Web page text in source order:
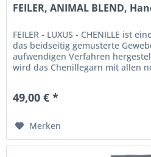
FEILER, ANIMAL BLEND,
FEILER - LUXUS - CHENILLE ist
das beidseitig gemusterte
aufwendigen Verfahren
wird das Chenillegarn mit allen
49,00 € *
Merken